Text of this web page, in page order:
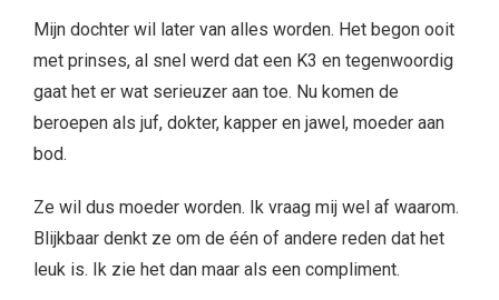
Mijn dochter wil later van alles worden. Het begon ooit
met prinses, al snel werd dat een K3 en tegenwoordig
gaat het er wat serieuzer aan toe. Nu komen de
beroepen als juf, dokter, kapper en jawel, moeder aan
bod.
Ze wil dus moeder worden. Ik vraag mij wel af waarom.
Blijkbaar denkt ze om de één of andere reden dat het
leuk is. Ik zie het dan maar als een compliment.